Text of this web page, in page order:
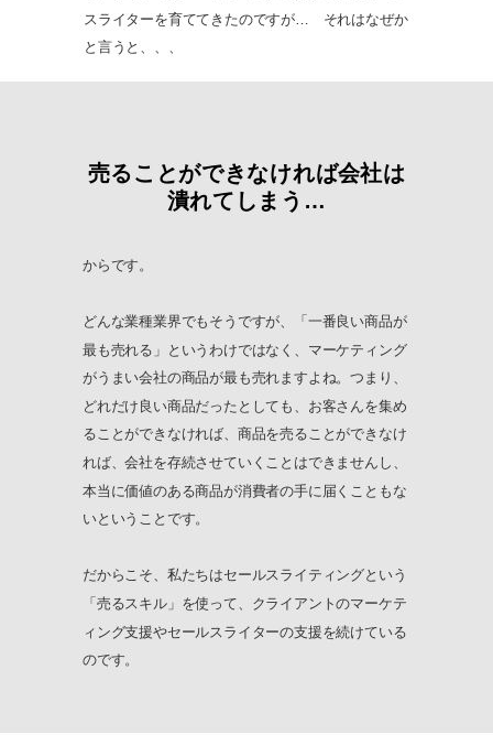
からです。
どんな業種業界でもそうですが、「一番良い商品が
最も売れる」というわけではなく、マーケティング
がうまい会社の商品が最も売れますよね。つまり、
どれだけ良い商品だったとしても、お客さんを集め
ることができなければ、商品を売ることができなけ
れば、会社を存続させていくことはできませんし、
本当に価値のある商品が消費者の手に届くこともな
いということです。
だからこそ、私たちはセールスライティングという
「売るスキル」を使って、クライアントのマーケテ
ィング支援やセールスライターの支援を続けている
のです。
スライターを育ててきたのですが… それはなぜか
と言うと、、、
売ることができなければ会社は
潰れてしまう…